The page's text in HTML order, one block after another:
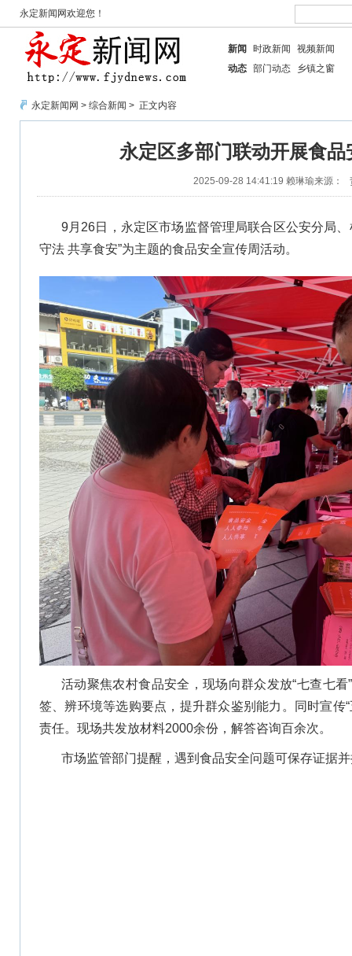
永定新闻网欢迎您！
新闻 时政新闻
视频新闻
动态 部门动态 乡镇之窗
永定新闻网 > 综合新闻 > 正文内容
永定区多部门联动开展食
2025-09-28 14:41:19 赖琳瑜来源：
9月26日，永定区市场监督管理局联合区公安分局
守法 共享食安”为主题的食品安全宣传周活动。
活动聚焦农村食品安全，现场向群众发放“七查七
签、辨环境等选购要点，提升群众鉴别能力。同时宣传
责任。现场共发放材料2000余份，解答咨询百余次。
市场监管部门提醒，遇到食品安全问题可保存证据